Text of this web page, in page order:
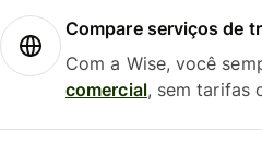
Compare serviços de
Com a Wise, você
comercial, sem tarifas